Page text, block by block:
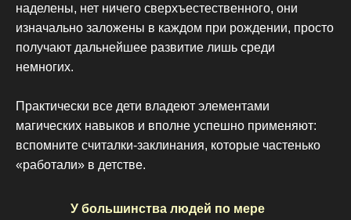
наделены, нет ничего сверхъестественного, они
изначально заложены в каждом при рождении, просто
получают дальнейшее развитие лишь среди
немногих.
Практически все дети владеют элементами
магических навыков и вполне успешно применяют:
вспомните считалки-заклинания, которые частенько
«работали» в детстве.
У большинства людей по мере